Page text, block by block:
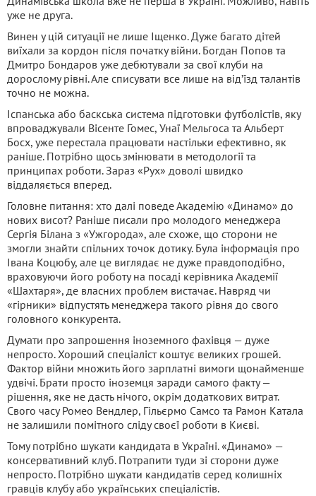
уже не друга.
Винен у цій ситуації не лише Іщенко. Дуже багато дітей
виїхали за кордон після початку війни. Богдан Попов та
Дмитро Бондаров уже дебютували за свої клуби на
дорослому рівні. Але списувати все лише на від’їзд талантів
точно не можна.
Іспанська або баскська система підготовки футболістів, яку
впроваджували Вісенте Гомес, Унаї Мельгоса та Альберт
Босх, уже перестала працювати настільки ефективно, як
раніше. Потрібно щось змінювати в методології та
принципах роботи. Зараз «Рух» доволі швидко
віддаляється вперед.
Головне питання: хто далі поведе Академію «Динамо» до
нових висот? Раніше писали про молодого менеджера
Сергія Білана з «Ужгорода», але схоже, що сторони не
змогли знайти спільних точок дотику. Була інформація про
Івана Коцюбу, але це виглядає не дуже правдоподібно,
враховуючи його роботу на посаді керівника Академії
«Шахтаря», де власних проблем вистачає. Навряд чи
«гірники» відпустять менеджера такого рівня до свого
головного конкурента.
Думати про запрошення іноземного фахівця — дуже
непросто. Хороший спеціаліст коштує великих грошей.
Фактор війни множить його зарплатні вимоги щонайменше
удвічі. Брати просто іноземця заради самого факту —
рішення, яке не дасть нічого, окрім додаткових витрат.
Свого часу Ромео Вендлер, Гільєрмо Самсо та Рамон Катала
не залишили помітного сліду своєї роботи в Києві.
Тому потрібно шукати кандидата в Україні. «Динамо» —
консервативний клуб. Потрапити туди зі сторони дуже
непросто. Потрібно шукати кандидатів серед колишніх
гравців клубу або українських спеціалістів.